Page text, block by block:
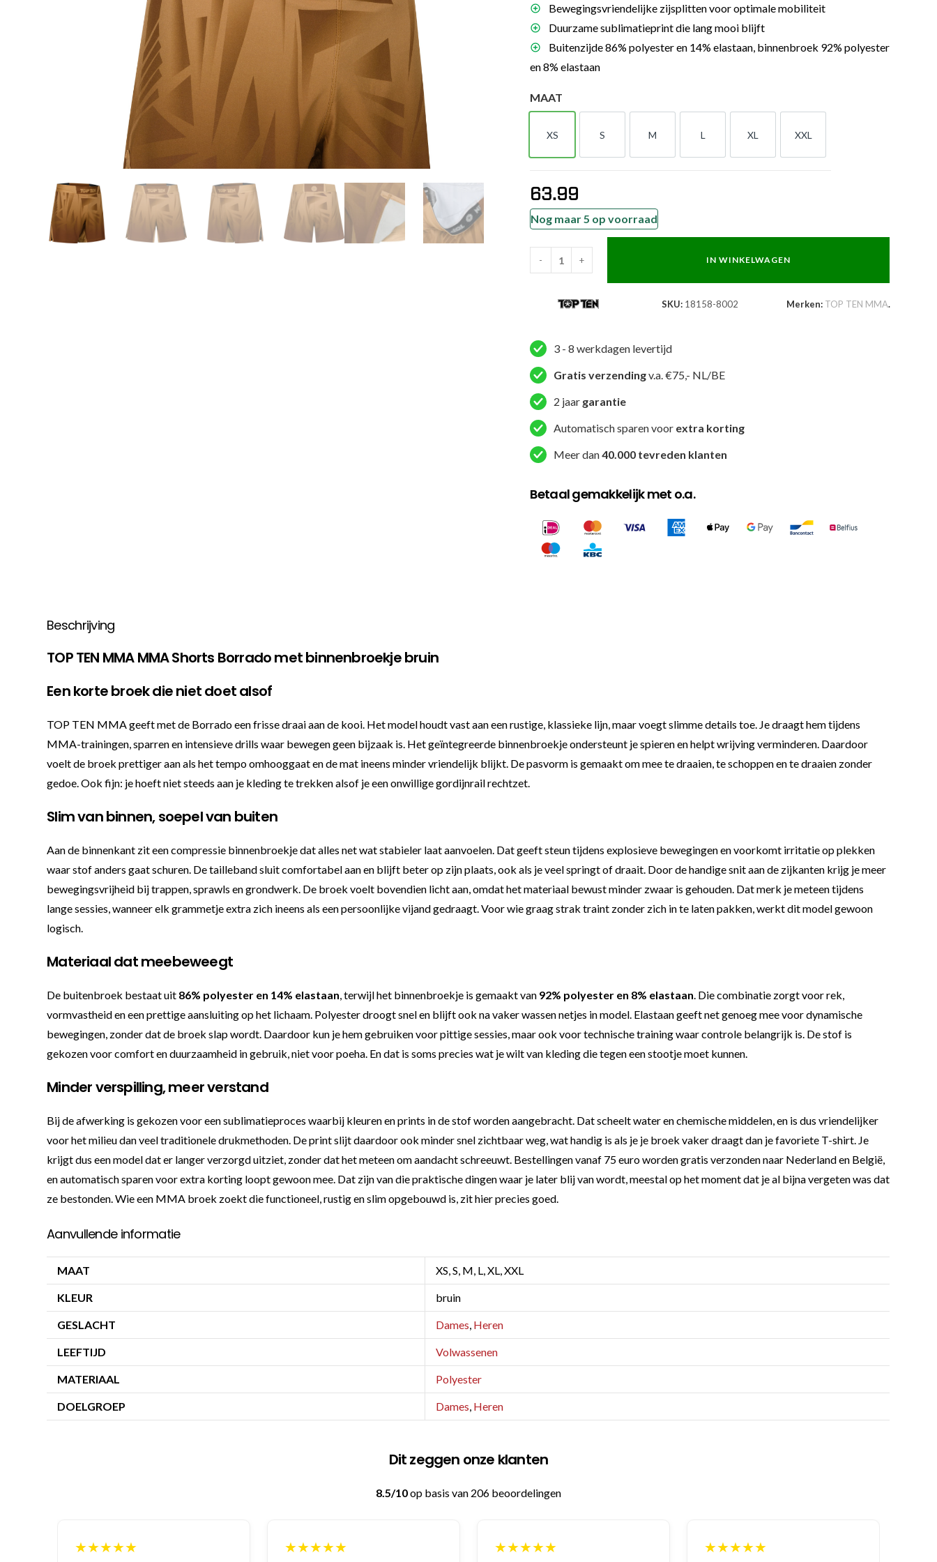
Brazilian Jiu jitsu
Voor dames
Zakhandschoenen
Trainingsartikelen
Bevestigingsmateriaal
bokszak
Bokspoppen
Stoot- en trapkussens
Bewegingsvriendelijke zijsplitten voor optimale mobiliteit
Duurzame sublimatieprint die lang mooi blijft
Buitenzijde 86% polyester en 14% elastaan, binnenbroek 92% polyester
en 8% elastaan
MAAT
XS
XS
S
S
M
M
L
L
XL
XL
XXL
XXL
63.99
Nog maar 5 op voorraad
broekje
-
Borrado
Bruin
aantal
- + IN WINKELWAGEN
SKU: 18158-8002 Merken: TOP TEN MMA.
3 - 8 werkdagen levertijd
Gratis verzendingv.a. €75,- NL/BE
2 jaar garantie
Automatisch sparen voor extra korting
Meer dan40.000 tevreden klanten
Betaal gemakkelijk met o.a.
Beschrijving
TOP TEN MMA MMA Shorts Borrado met binnenbroekje bruin
Een korte broek die niet doet alsof
TOP TEN MMA geeft met de Borrado een frisse draai aan de kooi. Het model houdt vast aan een rustige, klassieke lijn, maar voegt slimme details toe. Je draagt hem tijdens
MMA-trainingen, sparren en intensieve drills waar bewegen geen bijzaak is. Het geïntegreerde binnenbroekje ondersteunt je spieren en helpt wrijving verminderen. Daardoor
voelt de broek prettiger aan als het tempo omhooggaat en de mat ineens minder vriendelijk blijkt. De pasvorm is gemaakt om mee te draaien, te schoppen en te draaien zonder
gedoe. Ook fijn: je hoeft niet steeds aan je kleding te trekken alsof je een onwillige gordijnrail rechtzet.
Slim van binnen, soepel van buiten
Aan de binnenkant zit een compressie binnenbroekje dat alles net wat stabieler laat aanvoelen. Dat geeft steun tijdens explosieve bewegingen en voorkomt irritatie op plekken
waar stof anders gaat schuren. De tailleband sluit comfortabel aan en blijft beter op zijn plaats, ook als je veel springt of draait. Door de handige snit aan de zijkanten krijg je meer
bewegingsvrijheid bij trappen, sprawls en grondwerk. De broek voelt bovendien licht aan, omdat het materiaal bewust minder zwaar is gehouden. Dat merk je meteen tijdens
lange sessies, wanneer elk grammetje extra zich ineens als een persoonlijke vijand gedraagt. Voor wie graag strak traint zonder zich in te laten pakken, werkt dit model gewoon
logisch.
Materiaal dat meebeweegt
De buitenbroek bestaat uit 86% polyester en 14% elastaan, terwijl het binnenbroekje is gemaakt van 92% polyester en 8% elastaan. Die combinatie zorgt voor rek,
vormvastheid en een prettige aansluiting op het lichaam. Polyester droogt snel en blijft ook na vaker wassen netjes in model. Elastaan geeft net genoeg mee voor dynamische
bewegingen, zonder dat de broek slap wordt. Daardoor kun je hem gebruiken voor pittige sessies, maar ook voor technische training waar controle belangrijk is. De stof is
gekozen voor comfort en duurzaamheid in gebruik, niet voor poeha. En dat is soms precies wat je wilt van kleding die tegen een stootje moet kunnen.
Minder verspilling, meer verstand
Bij de afwerking is gekozen voor een sublimatieproces waarbij kleuren en prints in de stof worden aangebracht. Dat scheelt water en chemische middelen, en is dus vriendelijker
voor het milieu dan veel traditionele drukmethoden. De print slijt daardoor ook minder snel zichtbaar weg, wat handig is als je je broek vaker draagt dan je favoriete T-shirt. Je
krijgt dus een model dat er langer verzorgd uitziet, zonder dat het meteen om aandacht schreeuwt. Bestellingen vanaf 75 euro worden gratis verzonden naar Nederland en België,
en automatisch sparen voor extra korting loopt gewoon mee. Dat zijn van die praktische dingen waar je later blij van wordt, meestal op het moment dat je al bijna vergeten was dat
ze bestonden. Wie een MMA broek zoekt die functioneel, rustig en slim opgebouwd is, zit hier precies goed.
Aanvullende informatie
MAAT XS, S, M, L, XL, XXL
KLEUR bruin
GESLACHT Dames, Heren
LEEFTIJD Volwassenen
MATERIAAL Polyester
DOELGROEP Dames, Heren
Dit zeggen onze klanten
8.5/10op basis van 206 beoordelingen
★★★★★ ★★★★★ ★★★★★ ★★★★★